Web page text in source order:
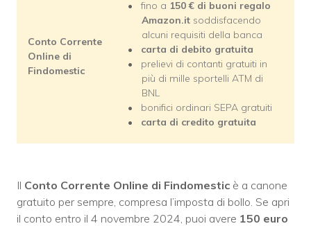
Conto Corrente
Online di
Findomestic
fino a 150 € di buoni regalo
Amazon.it soddisfacendo
alcuni requisiti della banca
carta di debito gratuita
prelievi di contanti gratuiti in
più di mille sportelli ATM di
BNL
bonifici ordinari SEPA gratuiti
carta di credito gratuita
Il Conto Corrente Online di Findomestic è a canone
gratuito per sempre, compresa l’imposta di bollo. Se apri
il conto entro il 4 novembre 2024, puoi avere 150 euro